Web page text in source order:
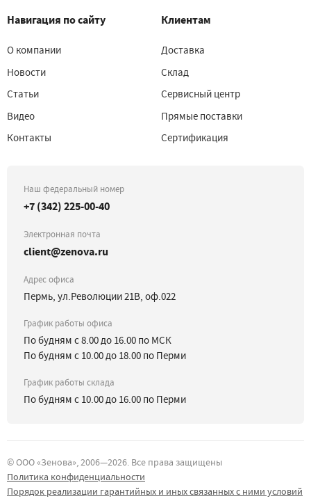
Навигация по сайту
О компании
Новости
Статьи
Видео
Контакты
Клиентам
Доставка
Склад
Сервисный центр
Прямые поставки
Сертификация
Наш федеральный номер
+7 (342) 225-00-40
Электронная почта
client@zenova.ru
Адрес офиса
Пермь, ул.Революции 21В, оф.022
График работы офиса
По будням с 8.00 до 16.00 по МСК
По будням с 10.00 до 18.00 по Перми
График работы склада
По будням с 10.00 до 16.00 по Перми
©ООО «Зенова», 2006—2026. Все права защищены
Политика конфиденциальности
Порядок реализации гарантийных и иных связанных с ними условий